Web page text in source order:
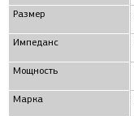
Размер
Импеданс
Мощность
Марка